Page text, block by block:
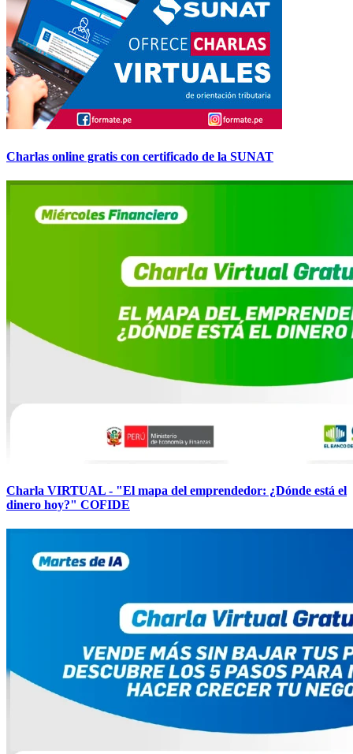
Charlas online gratis con certificado de la SUNAT
Charla VIRTUAL - "El mapa del emprendedor: ¿Dónde está el
dinero hoy?" COFIDE